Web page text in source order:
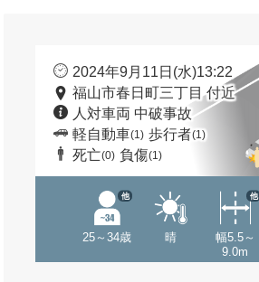
2024年9月11日(水)13:22
福山市春日町三丁目 付近
人対車両 中破事故
軽自動車(1) 歩行者(1)
死亡(0) 負傷(1)
25～34歳
他
晴
幅5.5～
9.0m
他